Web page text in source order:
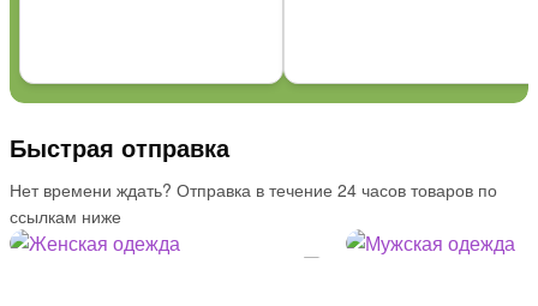
Быстрая отправка
Нет времени ждать? Отправка в течение 24 часов товаров по
ссылкам ниже